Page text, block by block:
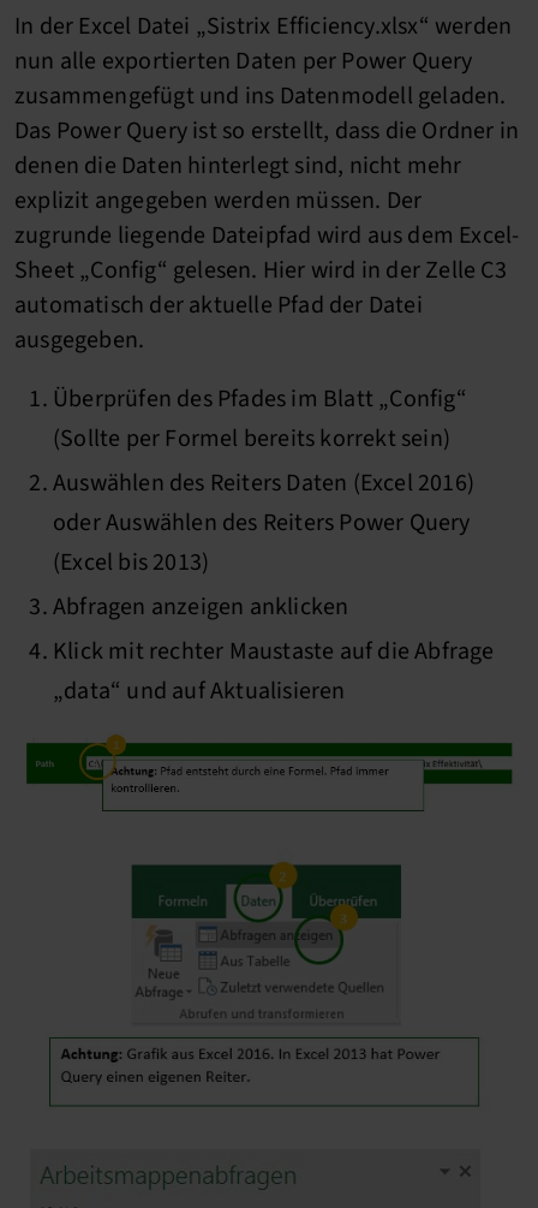
In der Excel Datei „Sistrix Efficiency.xlsx“ werden
nun alle exportierten Daten per Power Query
zusammengefügt und ins Datenmodell geladen.
Das Power Query ist so erstellt, dass die Ordner in
denen die Daten hinterlegt sind, nicht mehr
explizit angegeben werden müssen. Der
zugrunde liegende Dateipfad wird aus dem Excel-
Sheet „Config“ gelesen. Hier wird in der Zelle C3
automatisch der aktuelle Pfad der Datei
ausgegeben.
Überprüfen des Pfades im Blatt „Config“
(Sollte per Formel bereits korrekt sein)
Auswählen des Reiters Daten (Excel 2016)
oder Auswählen des Reiters Power Query
(Excel bis 2013)
Abfragen anzeigen anklicken
Klick mit rechter Maustaste auf die Abfrage
„data“ und auf Aktualisieren